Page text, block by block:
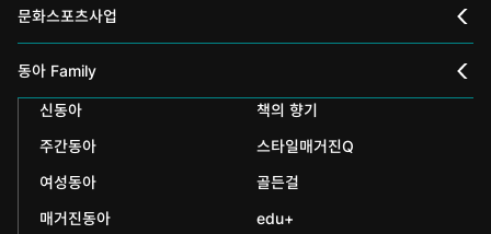
채널A
스포츠동아
어린이동아
에듀동아
문화스포츠사업
동아 신춘문예
동아국악콩쿠르
동아뮤지컬콩쿠르
동아 Family
인촌기념회
신문박물관
신동아
책의 향기
주간동아
스타일매거진Q
여성동아
골든걸
매거진동아
edu+